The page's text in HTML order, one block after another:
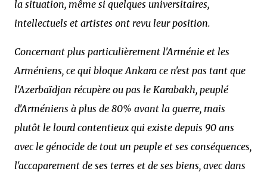
la situation, même si quelques universitaires,
intellectuels et artistes ont revu leur position.
Concernant plus particulièrement l'Arménie et les
Arméniens, ce qui bloque Ankara ce n'est pas tant que
l'Azerbaïdjan récupère ou pas le Karabakh, peuplé
d'Arméniens à plus de 80% avant la guerre, mais
plutôt le lourd contentieux qui existe depuis 90 ans
avec le génocide de tout un peuple et ses conséquences,
l'accaparement de ses terres et de ses biens, avec dans